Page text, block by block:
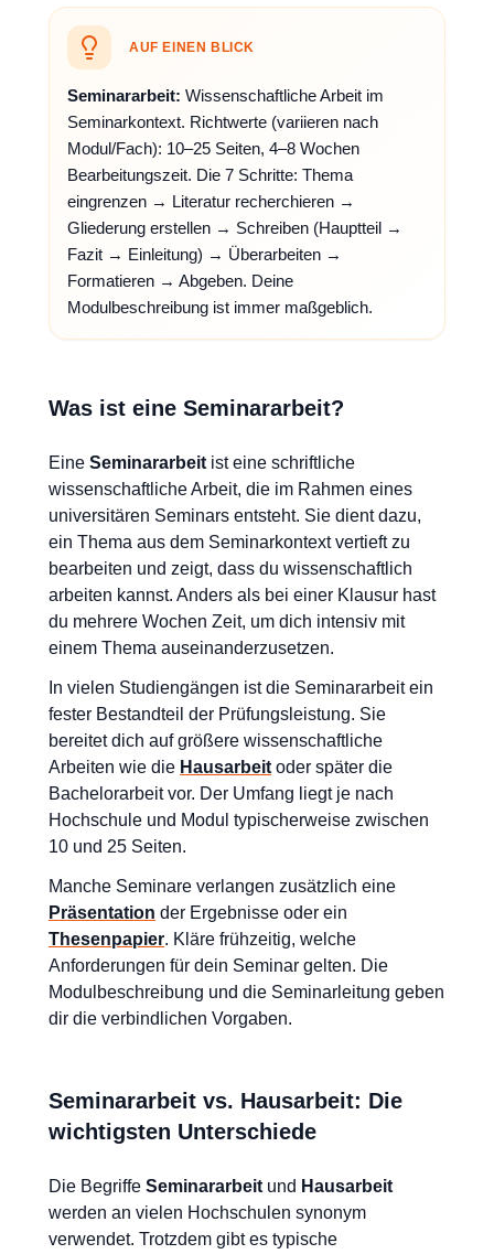
AUF EINEN BLICK
Seminararbeit: Wissenschaftliche Arbeit im
Seminarkontext. Richtwerte (variieren nach
Modul/Fach): 10–25 Seiten, 4–8 Wochen
Bearbeitungszeit. Die 7 Schritte: Thema
eingrenzen → Literatur recherchieren →
Gliederung erstellen → Schreiben (Hauptteil →
Fazit → Einleitung) → Überarbeiten →
Formatieren → Abgeben. Deine
Modulbeschreibung ist immer maßgeblich.
Was ist eine Seminararbeit?
Eine Seminararbeit ist eine schriftliche
wissenschaftliche Arbeit, die im Rahmen eines
universitären Seminars entsteht. Sie dient dazu,
ein Thema aus dem Seminarkontext vertieft zu
bearbeiten und zeigt, dass du wissenschaftlich
arbeiten kannst. Anders als bei einer Klausur hast
du mehrere Wochen Zeit, um dich intensiv mit
einem Thema auseinanderzusetzen.
In vielen Studiengängen ist die Seminararbeit ein
fester Bestandteil der Prüfungsleistung. Sie
bereitet dich auf größere wissenschaftliche
Arbeiten wie die Hausarbeit oder später die
Bachelorarbeit vor. Der Umfang liegt je nach
Hochschule und Modul typischerweise zwischen
10 und 25 Seiten.
Manche Seminare verlangen zusätzlich eine
Präsentation der Ergebnisse oder ein
Thesenpapier. Kläre frühzeitig, welche
Anforderungen für dein Seminar gelten. Die
Modulbeschreibung und die Seminarleitung geben
dir die verbindlichen Vorgaben.
Seminararbeit vs. Hausarbeit: Die
wichtigsten Unterschiede
Die Begriffe Seminararbeit und Hausarbeit
werden an vielen Hochschulen synonym
verwendet. Trotzdem gibt es typische